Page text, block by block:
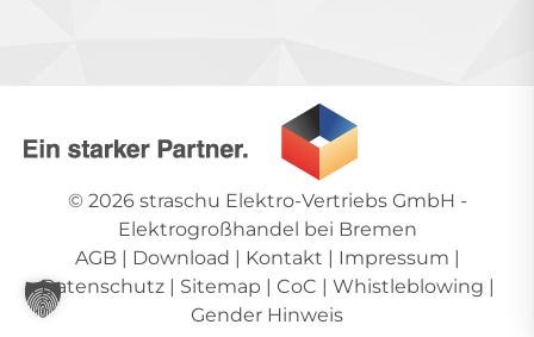
© 2026 straschu Elektro-Vertriebs GmbH -
Elektrogroßhandel bei Bremen
AGB | Download | Kontakt | Impressum |
Datenschutz| Sitemap | CoC | Whistleblowing |
Gender Hinweis